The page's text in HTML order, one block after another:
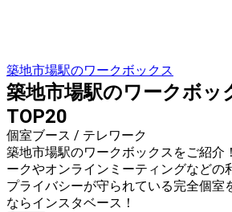
築地市場駅のワークボックス
築地市場駅のワークボッ
TOP20
個室ブース / テレワーク
築地市場駅のワークボックスをご紹介
ークやオンラインミーティングなどの
プライバシーが守られている完全個室
ならインスタベース！